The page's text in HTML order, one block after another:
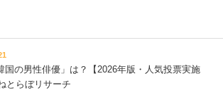
国の男性俳優」は？【2026年版・人気投票実施
とらぼリサーチ